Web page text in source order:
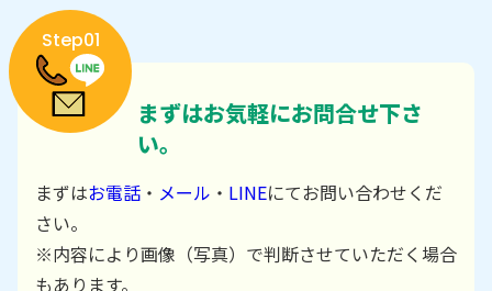
Step01
まずはお気軽にお問合せ下さ
い。
まずはお電話 ・ メール ・ LINEにてお問い合わせくだ
さい。
※内容により画像（写真）で判断させていただく場合
もあります。